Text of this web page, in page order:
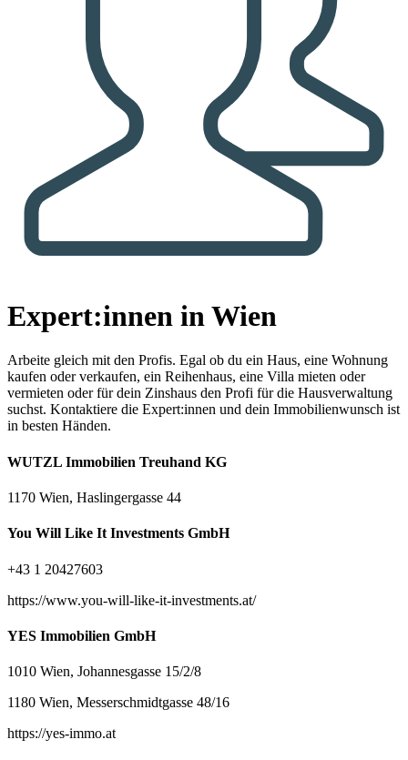
Expert:innen in Wien
Arbeite gleich mit den Profis. Egal ob du ein Haus, eine Wohnung
kaufen oder verkaufen, ein Reihenhaus, eine Villa mieten oder
vermieten oder für dein Zinshaus den Profi für die Hausverwaltung
suchst. Kontaktiere die Expert:innen und dein Immobilienwunsch ist
in besten Händen.
WUTZL Immobilien Treuhand KG
1170 Wien, Haslingergasse 44
You Will Like It Investments GmbH
+43 1 20427603
https://www.you-will-like-it-investments.at/
YES Immobilien GmbH
1010 Wien, Johannesgasse 15/2/8
1180 Wien, Messerschmidtgasse 48/16
https://yes-immo.at